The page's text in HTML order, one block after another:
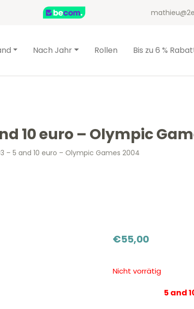
Nach Jahr Rollen Bis zu 6 %
10 euro – Olympic
– 5 and 10 euro – Olympic Games 2004
€55,00
Nicht vorrätig
5 and